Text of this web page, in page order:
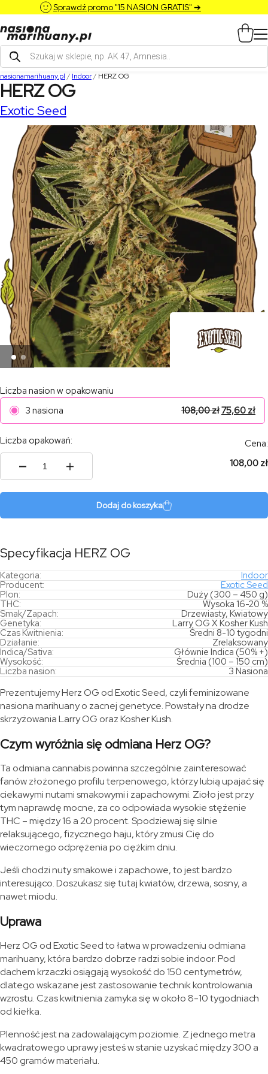
Sprawdź promo "15 NASION GRATIS" ➔
Wyszukiwarka
produktów
nasionamarihuany.pl / Indoor/ HERZ OG
HERZ OG
Exotic Seed
Liczba nasion w opakowaniu
3 nasiona
108,00zł75,60 zł
Liczba opakowań:
ilość
Cena:
108,00 zł
Dodaj do koszyka
Specyfikacja HERZ OG
Kategoria:
Indoor
Producent:
Exotic Seed
Plon:
Duży (300 – 450 g)
THC:
Wysoka 16-20 %
Smak/Zapach:
Drzewiasty, Kwiatowy
Genetyka:
Larry OG X Kosher Kush
Czas Kwitnienia:
Średni 8-10 tygodni
Działanie:
Zrelaksowany
Indica/Sativa:
Głównie Indica (50% +)
Wysokość:
Średnia (100 – 150 cm)
Liczba nasion:
3 Nasiona
Prezentujemy Herz OG od Exotic Seed, czyli feminizowane
nasiona marihuany o zacnej genetyce. Powstały na drodze
skrzyżowania Larry OG oraz Kosher Kush.
Czym wyróżnia się odmiana Herz OG?
Ta odmiana cannabis powinna szczególnie zainteresować
fanów złożonego profilu terpenowego, którzy lubią upajać się
ciekawymi nutami smakowymi i zapachowymi. Zioło jest przy
tym naprawdę mocne, za co odpowiada wysokie stężenie
THC – między 16 a 20 procent. Spodziewaj się silnie
relaksującego, fizycznego haju, który zmusi Cię do
wieczornego odprężenia po ciężkim dniu.
Jeśli chodzi nuty smakowe i zapachowe, to jest bardzo
interesująco. Doszukasz się tutaj kwiatów, drzewa, sosny, a
nawet miodu.
Uprawa
Herz OG od Exotic Seed to łatwa w prowadzeniu odmiana
marihuany, która bardzo dobrze radzi sobie indoor. Pod
dachem krzaczki osiągają wysokość do 150 centymetrów,
dlatego wskazane jest zastosowanie technik kontrolowania
wzrostu. Czas kwitnienia zamyka się w około 8-10 tygodniach
od kiełka.
Plenność jest na zadowalającym poziomie. Z jednego metra
kwadratowego uprawy jesteś w stanie uzyskać między 300 a
450 gramów materiału.